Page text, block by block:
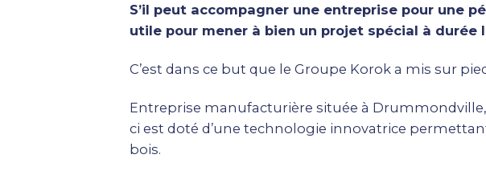
S’il peut accompagner une entreprise pour une
utile pour mener à bien un projet spécial à durée
C’est dans ce but que leGroupe Korok a mis sur
Entreprise manufacturière située à
ci est doté d’une technologie innovatrice
bois.